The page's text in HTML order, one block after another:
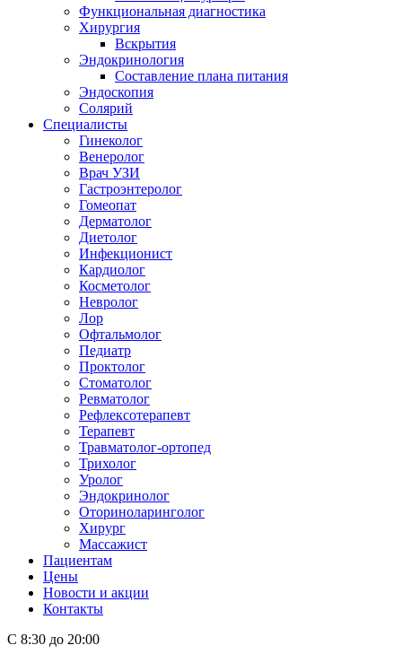
Функциональная диагностика
Хирургия
Вскрытия
Эндокринология
Составление плана питания
Эндоскопия
Солярий
Специалисты
Гинеколог
Венеролог
Врач УЗИ
Гастроэнтеролог
Гомеопат
Дерматолог
Диетолог
Инфекционист
Кардиолог
Косметолог
Невролог
Лор
Офтальмолог
Педиатр
Проктолог
Стоматолог
Ревматолог
Рефлексотерапевт
Терапевт
Травматолог-ортопед
Трихолог
Уролог
Эндокринолог
Оториноларинголог
Хирург
Массажист
Пациентам
Цены
Новости и акции
Контакты
С 8:30 до 20:00